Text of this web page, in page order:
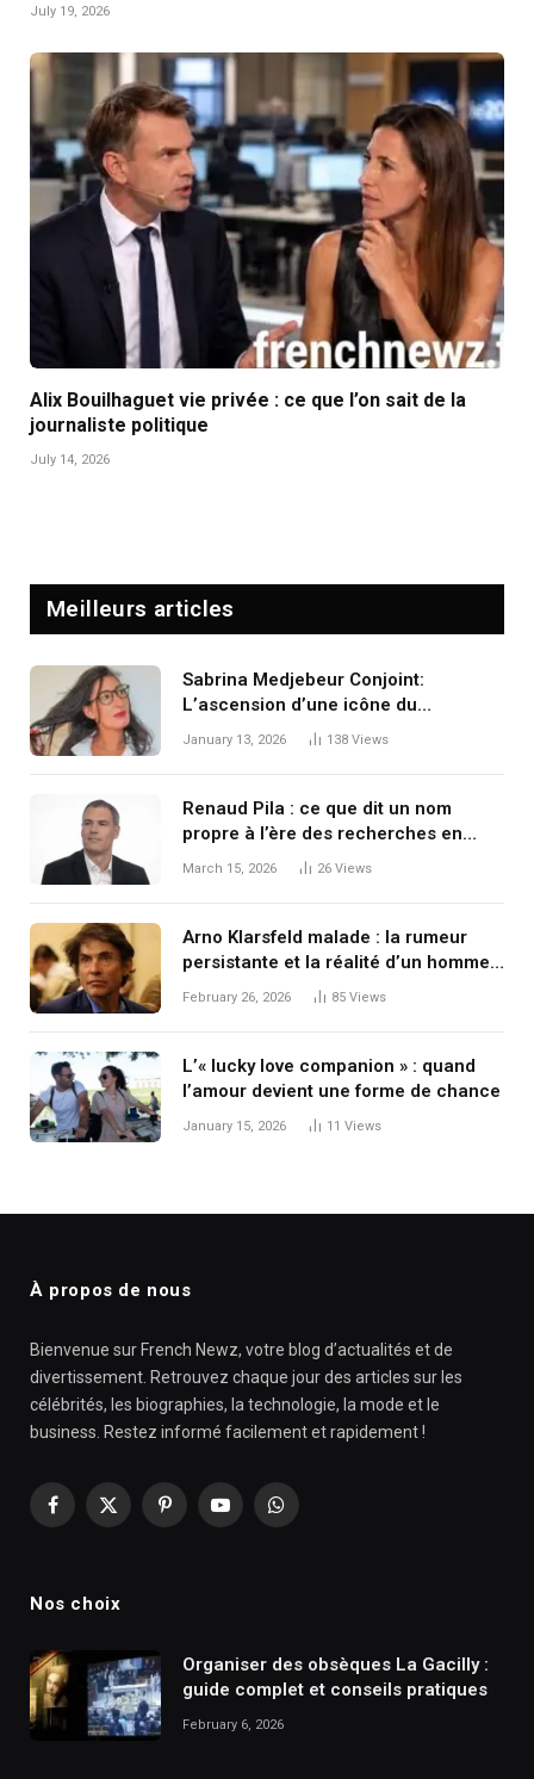
July 19, 2026
Alix Bouilhaguet vie privée : ce que l’on sait de la
journaliste politique
July 14, 2026
Meilleurs articles
Sabrina Medjebeur Conjoint:
L’ascension d’une icône du
journalisme français et le mystère de
January 13, 2026 138 Views
Renaud Pila : ce que dit un nom
propre à l’ère des recherches en
ligne
March 15, 2026 26 Views
Arno Klarsfeld malade : la rumeur
persistante et la réalité d’un homme
en constante mouvement
February 26, 2026 85 Views
L’« lucky love companion » : quand
l’amour devient une forme de chance
January 15, 2026 11 Views
À propos de nous
Bienvenue sur French Newz, votre blog d’actualités et de
divertissement. Retrouvez chaque jour des articles sur les
célébrités, les biographies, la technologie, la mode et le
business. Restez informé facilement et rapidement !
Facebook
X
PinterestYouTubeWhatsApp
Nos choix
Organiser des obsèques La Gacilly :
guide complet et conseils pratiques
February 6, 2026